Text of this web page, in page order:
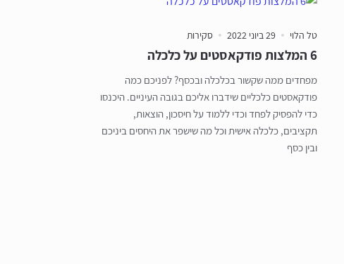
טל הלוי 29 ביוני 2022 סקירות
6 המלצות פודקאסטים על כלכלה
מפחדים ממה שקשור בכלכלה ובכסף? לפניכם כמה
פודקאסטים כלכליים שידברו אליכם בגובה העיניים. היכנסו
כדי להפסיק לפחד וכדי ללמוד על חיסכון, הוצאות,
תקציבים, כלכלה אישית וכל מה שישפר את היחסים ביניכם
ובין כסף